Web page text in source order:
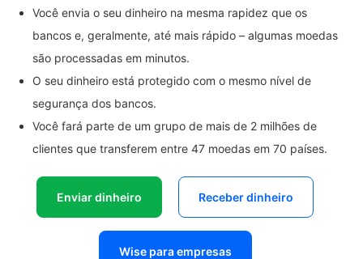
Você envia o seu dinheiro na mesma rapidez que os
bancos e, geralmente, até mais rápido – algumas moedas
são processadas em minutos.
O seu dinheiro está protegido com o mesmo nível de
segurança dos bancos.
Você fará parte de um grupo de mais de 2 milhões de
clientes que transferem entre 47 moedas em 70 países.
Enviar dinheiro Receber dinheiro
Wise para empresas